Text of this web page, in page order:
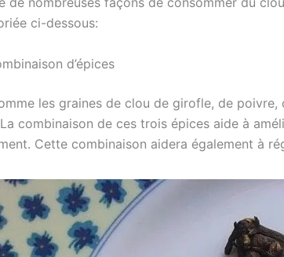
ci-dessous:
d’épices
les graines de clou de girofle, de
combinaison de ces trois épices aide à
Cette combinaison aidera également à